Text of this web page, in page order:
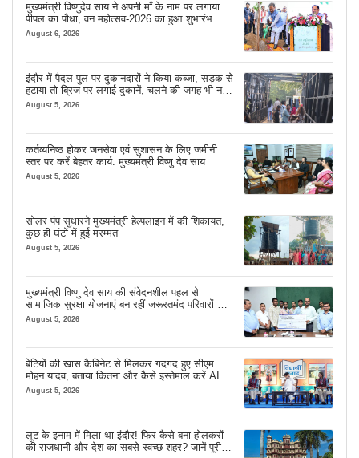
मुख्यमंत्री विष्णुदेव साय ने अपनी माँ के नाम पर लगाया
पीपल का पौधा, वन महोत्सव-2026 का हुआ शुभारंभ
August 6, 2026
इंदौर में पैदल पुल पर दुकानदारों ने किया कब्जा, सड़क से
हटाया तो ब्रिज पर लगाई दुकानें, चलने की जगह भी नहीं
मिल रही
August 5, 2026
कर्तव्यनिष्ठ होकर जनसेवा एवं सुशासन के लिए जमीनी
स्तर पर करें बेहतर कार्य: मुख्यमंत्री विष्णु देव साय
August 5, 2026
सोलर पंप सुधारने मुख्यमंत्री हेल्पलाइन में की शिकायत,
कुछ ही घंटों में हुई मरम्मत
August 5, 2026
मुख्यमंत्री विष्णु देव साय की संवेदनशील पहल से
सामाजिक सुरक्षा योजनाएं बन रहीं जरूरतमंद परिवारों का
मजबूत सहारा
August 5, 2026
बेटियों की खास कैबिनेट से मिलकर गदगद हुए सीएम
मोहन यादव, बताया कितना और कैसे इस्तेमाल करें AI
August 5, 2026
लूट के इनाम में मिला था इंदौर! फिर कैसे बना होलकरों
की राजधानी और देश का सबसे स्वच्छ शहर? जानें पूरी